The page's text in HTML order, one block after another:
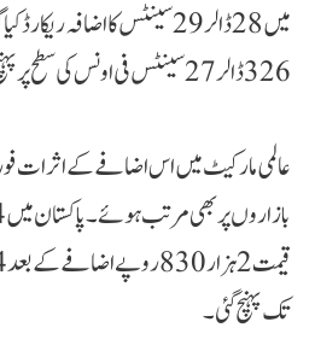
326 ڈالر 27 سینٹس فی اونس کی سطح پر پہنچ گیا۔
عالمی مارکیٹ میں اس اضافے کے اثرات
تک پہنچ گئی۔